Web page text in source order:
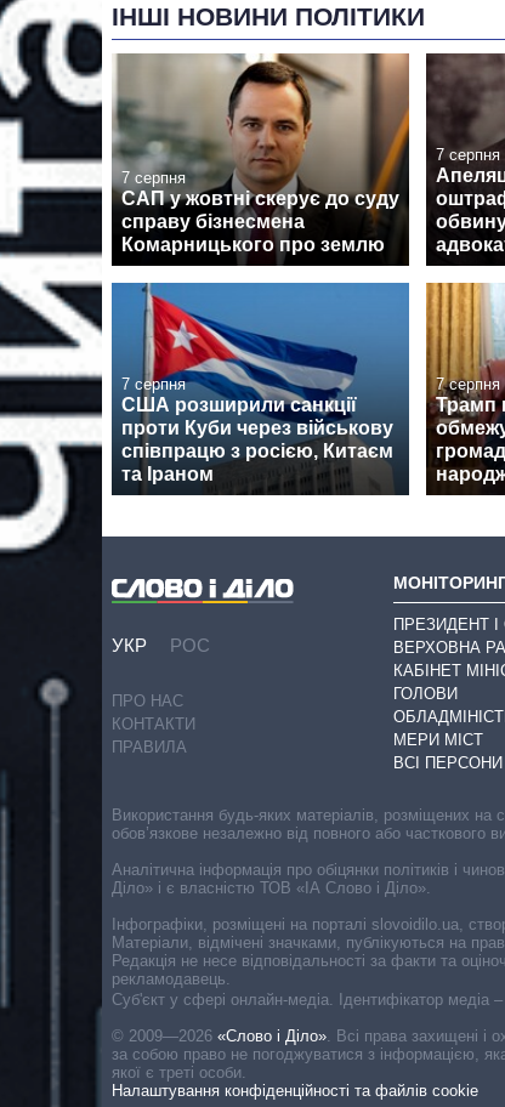
ІНШІ НОВИНИ ПОЛІТИКИ
7 серпня
САП у жовтні скерує до суду
справу бізнесмена
Комарницького про землю
7 серпня
7 серпня
США розширили санкції
проти Куби через військову
співпрацю з росією, Китаєм
та Іраном
7 серпня
Трамп
УКР РОС
ПРО НАС
КОНТАКТИ
ПРАВИЛА
ПРЕЗИДЕНТ І
ВЕРХОВНА
КАБІНЕТ
ГОЛОВИ
МЕРИ МІСТ
ВСІ ПЕРСОНИ
Cуб'єкт у сфері онлайн-медіа. Ідентифікатор медіа
© 2009—2026 «Слово і Діло» Всі права захищені і
за собою право не погоджуватися з інформацією,
якої є треті особи.
Налаштування конфіденційності та файлів cookie
Використання будь-яких матеріалів, розміщених
обов’язкове незалежно від повного або часткового
Аналітична інформація про обіцянки політиків і
Діло» і є власністю ТОВ «ІА Слово і Діло».
Інфографіки, розміщені на порталі slovoidilo.ua,
Матеріали, відмічені значками, публікуються на
Редакція не несе відповідальності за факти та
рекламодавець.